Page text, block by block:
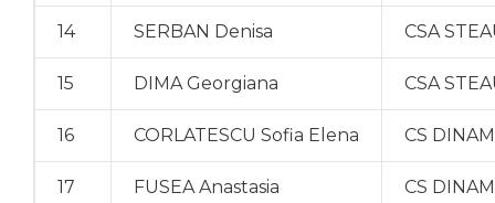
14 SERBAN Denisa CSA
15 DIMA Georgiana CSA
16 CORLATESCU Sofia Elena CS
17 FUSEA Anastasia CS